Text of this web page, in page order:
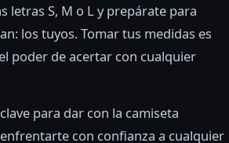
letras S, M o L y prepárate para
los tuyos. Tomar tus medidas es
poder de acertar con cualquier
para dar con la camiseta
con confianza a cualquier